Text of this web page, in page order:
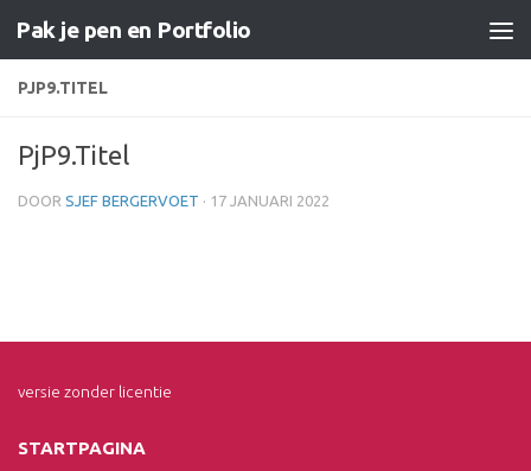
Doorgaan naar inhoud
Pak je pen en Portfolio
PJP9.TITEL
PjP9.Titel
DOOR SJEF BERGERVOET · 17 JANUARI 2022
versie zonder licentie
STARTPAGINA